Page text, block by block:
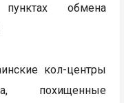
пунктах обмена
кол-центры
похищенные